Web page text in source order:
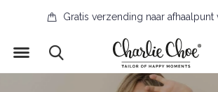
Gratis verzending naar afhaalpunt